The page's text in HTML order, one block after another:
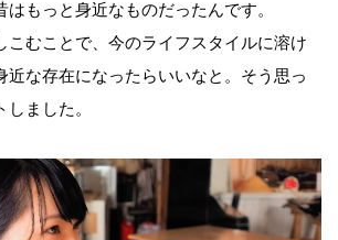
はもっと身近なものだったんです。
こむことで、今のライフスタイルに溶け
近な存在になったらいいなと。そう思っ
ました。